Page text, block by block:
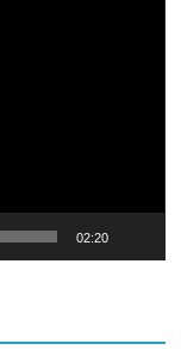
02:20